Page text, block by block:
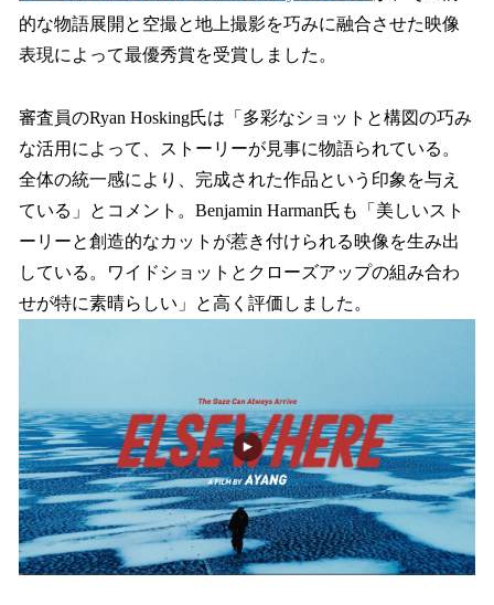
的な物語展開と空撮と地上撮影を巧みに融合させた映像
表現によって最優秀賞を受賞しました。
審査員のRyan Hosking氏は「多彩なショットと構図の巧み
な活用によって、ストーリーが見事に物語られている。
全体の統一感により、完成された作品という印象を与え
ている」とコメント。Benjamin Harman氏も「美しいスト
ーリーと創造的なカットが惹き付けられる映像を生み出
している。ワイドショットとクローズアップの組み合わ
せが特に素晴らしい」と高く評価しました。